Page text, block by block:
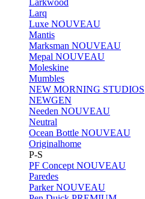
Larkwood
Larq
Luxe NOUVEAU
Mantis
Marksman NOUVEAU
Mepal NOUVEAU
Moleskine
Mumbles
NEW MORNING STUDIOS
NEWGEN
Needen NOUVEAU
Neutral
Ocean Bottle NOUVEAU
Originalhome
P-S
PF Concept NOUVEAU
Paredes
ParkerNOUVEAU